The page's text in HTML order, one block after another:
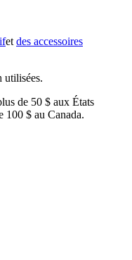
etdes accessoires
utilisées.
de 50 $ aux États
100 $ au Canada.